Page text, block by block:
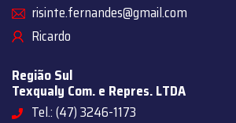
risinte.fernandes@gmail.com
Ricardo
Região Sul
Texqualy Com. e Repres. LTDA
Tel.: (47) 3246-1173